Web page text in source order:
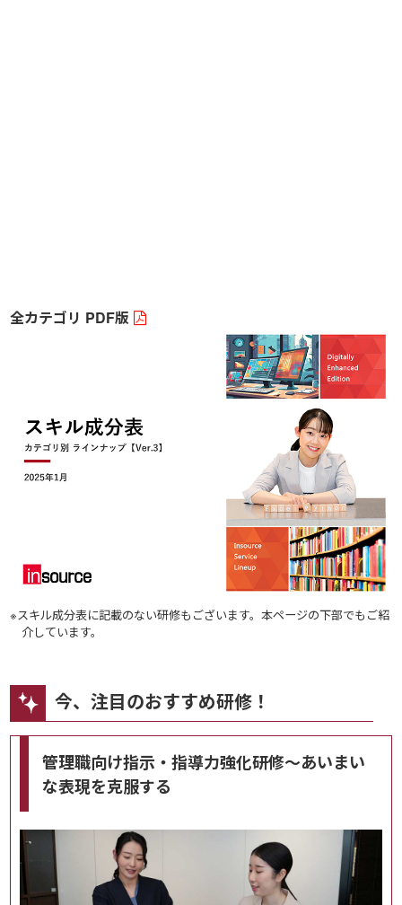
全カテゴリ PDF版
※スキル成分表に記載のない研修もございます。本ページの下部でもご紹
介しています。
今、注目のおすすめ研修！
管理職向け指示・指導力強化研修～あいまい
な表現を克服する